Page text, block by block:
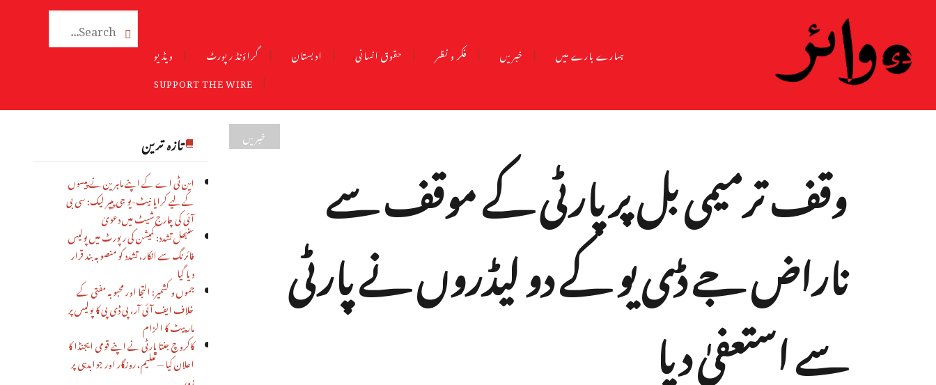
ہمارے بارے میں خبریں فکر و نظر حقوق انسانی ادبستان گراؤنڈ رپورٹ
ویڈیو
SUPPORT THE WIRE

تازہ ترین
این ٹی اے کے اپنے ماہرین نے پیسوں
کے لیے کرایا نیٹ-یو جی پیپر لیک: سی بی
آئی کی چارج شیٹ میں دعویٰ
سنبھل تشدد: کمیشن کی رپورٹ میں پولیس
فائرنگ سے انکار، تشدد کو منصوبہ بند قرار
دیا گیا
جموں و کشمیر: التجا اور محبوبہ مفتی کے
خلاف ایف آئی آر، پی ڈی پی کا پولیس پر
مار پیٹ کا الزام
کاکروچ جنتا پارٹی نے اپنے قومی ایجنڈا کا
اعلان کیا — تعلیم، روزگار اور جوابدہی پر
خبریں
وقف ترمیمی بل پر پارٹی کے موقف سے
ناراض جے ڈی یو کے دو لیڈروں نے پارٹی
سے استعفیٰ دیا